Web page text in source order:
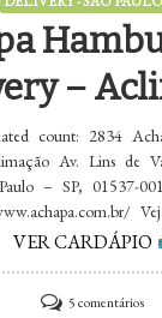
–
count: 2834
Av. Lins de
– SP, 01537-
VER CARDÁPIO
5 comentáriosem